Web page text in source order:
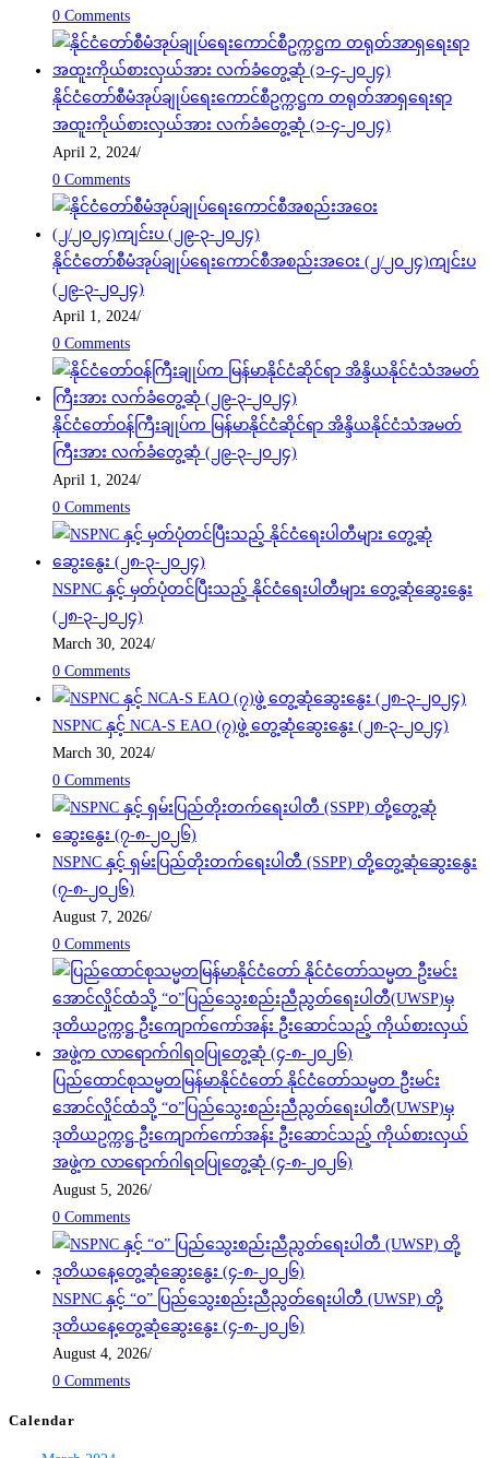
0 Comments
နိုင်ငံတော်စီမံအုပ်ချုပ်ရေးကောင်စီဥက္ကဋ္ဌက တရုတ်အာရှရေးရာ
အထူးကိုယ်စားလှယ်အား လက်ခံတွေ့ဆုံ (၁-၄-၂၀၂၄)
April 2, 2024/
0 Comments
နိုင်ငံတော်စီမံအုပ်ချုပ်ရေးကောင်စီအစည်းအဝေး (၂/၂၀၂၄)ကျင်းပ
(၂၉-၃-၂၀၂၄)
April 1, 2024/
0 Comments
နိုင်ငံတော်ဝန်ကြီးချုပ်က မြန်မာနိုင်ငံဆိုင်ရာ အိန္ဒိယနိုင်ငံသံအမတ်
ကြီးအား လက်ခံတွေ့ဆုံ (၂၉-၃-၂၀၂၄)
April 1, 2024/
0 Comments
NSPNC နှင့် မှတ်ပုံတင်ပြီးသည့် နိုင်ငံရေးပါတီများ တွေ့ဆုံဆွေးနွေး
(၂၈-၃-၂၀၂၄)
March 30, 2024/
0 Comments
NSPNC နှင့် NCA-S EAO (၇)ဖွဲ့ တွေ့ဆုံဆွေးနွေး (၂၈-၃-၂၀၂၄)
March 30, 2024/
0 Comments
NSPNC နှင့် ရှမ်းပြည်တိုးတက်ရေးပါတီ (SSPP) တို့တွေ့ဆုံဆွေးနွေး
(၇-၈-၂၀၂၆)
August 7, 2026/
0 Comments
ပြည်ထောင်စုသမ္မတမြန်မာနိုင်ငံတော် နိုင်ငံတော်သမ္မတ ဦးမင်း
အောင်လှိုင်ထံသို့ “ဝ”ပြည်သွေးစည်းညီညွတ်ရေးပါတီ(UWSP)မှ
ဒုတိယဥက္ကဋ္ဌ ဦးကျောက်ကော်အန်း ဦးဆောင်သည့် ကိုယ်စားလှယ်
အဖွဲ့က လာရောက်ဂါရဝပြုတွေ့ဆုံ (၄-၈-၂၀၂၆)
August 5, 2026/
0 Comments
NSPNC နှင့် “ဝ” ပြည်သွေးစည်းညီညွတ်ရေးပါတီ (UWSP) တို့
ဒုတိယနေ့တွေ့ဆုံဆွေးနွေး (၄-၈-၂၀၂၆)
August 4, 2026/
0 Comments
Calendar